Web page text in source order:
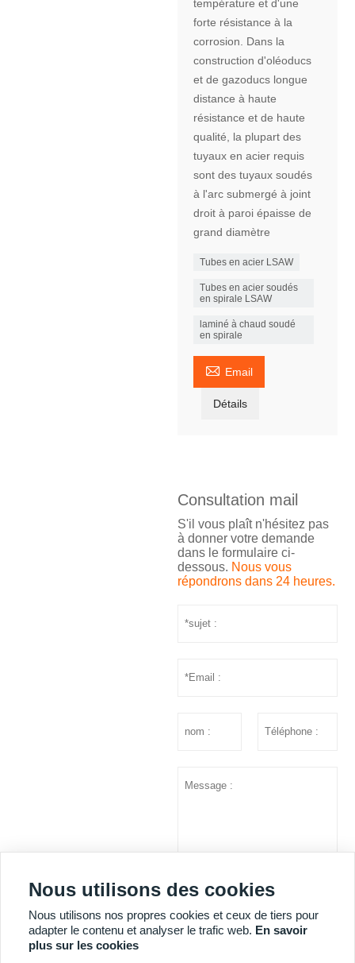
température et d'une
forte résistance à la
corrosion. Dans la
construction d'oléoducs
et de gazoducs longue
distance à haute
résistance et de haute
qualité, la plupart des
tuyaux en acier requis
sont des tuyaux soudés
à l'arc submergé à joint
droit à paroi épaisse de
grand diamètre
Tubes en acier LSAW
Tubes en acier soudés
en spirale LSAW
laminé à chaud soudé
en spirale
 Email
Détails
Consultation mail
S'il vous plaît n'hésitez pas
à donner votre demande
dans le formulaire ci-
dessous. Nous vous
répondrons dans 24 heures.
Nous utilisons des cookies
Nous utilisons nos propres cookies et ceux de tiers pour
adapter le contenu et analyser le trafic web. En savoir
plus sur les cookies